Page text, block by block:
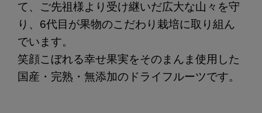
て、ご先祖様より受け継いだ広大な山々を守
り、6代目が果物のこだわり栽培に取り組ん
でいます。
笑顔こぼれる幸せ果実をそのまんま使用した
国産・完熟・無添加のドライフルーツです。